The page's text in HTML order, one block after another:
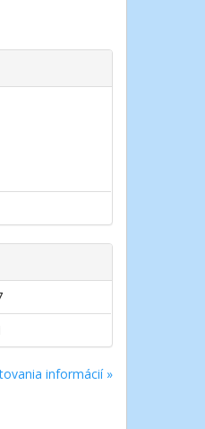
informácií »